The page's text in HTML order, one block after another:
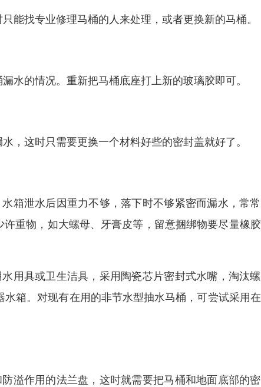
能找专业修理马桶的人来处理，或者更换新的马桶。
水的情况。重新把马桶底座打上新的玻璃胶即可。
，这时只需要更换一个材料好些的密封盖就好了。
箱泄水后因重力不够，落下时不够紧密而漏水，常
重物，如大螺母、牙膏皮等，留意捆绑物要尽量橡
用具或卫生洁具，采用陶瓷芯片密封式水嘴，淘汰
箱。对现有在用的非节水型抽水马桶，可尝试采用
溢作用的法兰盘，这时就需要把马桶和地面底部的